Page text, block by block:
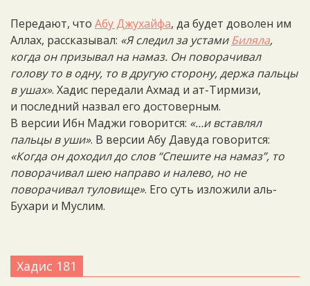
Передают, что Абу Джухайфа, да будет доволен им
Аллах, рассказывал: «Я следил за устамиБиляла,
когда он призывал на намаз. Он поворачивал
голову то в одну, то в другую сторону, держа пальцы
в ушах». Хадис передали Ахмад и ат-Тирмизи,
и последний назвал его достоверным.
В версии Ибн Маджи говорится: «…и вставлял
пальцы в уши». В версии Абу Давуда говорится:
«Когда он доходил до слов “Спешите на намаз”, то
поворачивал шею направо и налево, но не
поворачивал туловище». Его суть изложили аль-
Бухари и Муслим.
Хадис 181